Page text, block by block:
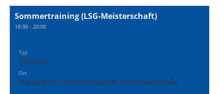
Sommertraining (LSG-Meisterschaft)
18:30 - 20:00
Typ
Training
Ort
Härkingen, Fröschengasse, Mehrzweckhalle